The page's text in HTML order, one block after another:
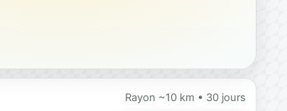
Rayon ~10 km • 30 jours